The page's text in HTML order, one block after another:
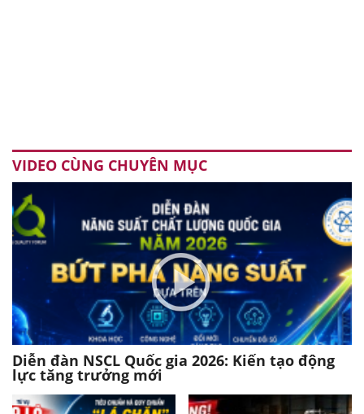
VIDEO CÙNG CHUYÊN MỤC
Diễn đàn NSCL Quốc gia 2026: Kiến tạo động
lực tăng trưởng mới